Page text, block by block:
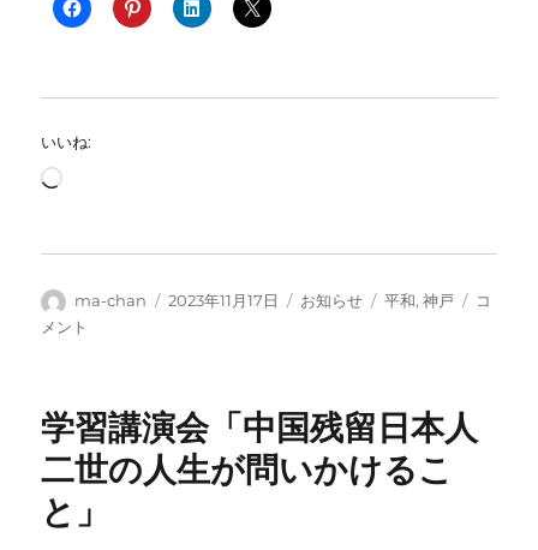
いいね:
読
中…
投
稿
ma-chan
投
2023年11月17日
カ
お知らせ
タ
平和,神戸
第
「語
コ
メント
学習講演会「中国残留日本人
二世の人生が問いかけるこ
と」